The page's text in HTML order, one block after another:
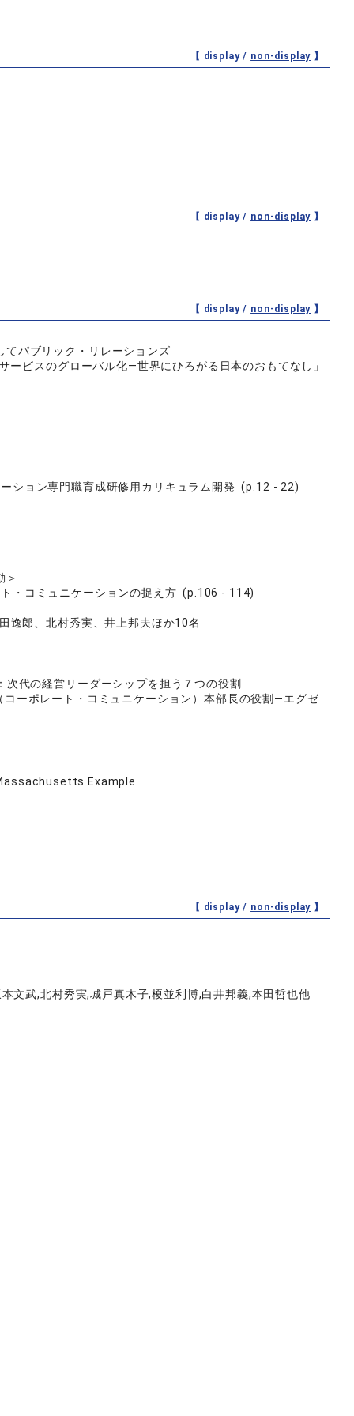
【 display / non-display 】
【 display / non-display 】
【 display / non-display 】
てパブリック・リレーションズ
ビスのグローバル化―世界にひろがる日本のおもてなし」
ション専門職育成研修用カリキュラム開発 (p.12 - 22)
＞
・コミュニケーションの捉え方 (p.106 - 114)
逸郎、北村秀実、井上邦夫ほか10名
代の経営リーダーシップを担う７つの役割
ーポレート・コミュニケーション）本部長の役割―エグゼ
Example
【 display / non-display 】
文武,北村秀実,城戸真木子,榎並利博,白井邦義,本田哲也他